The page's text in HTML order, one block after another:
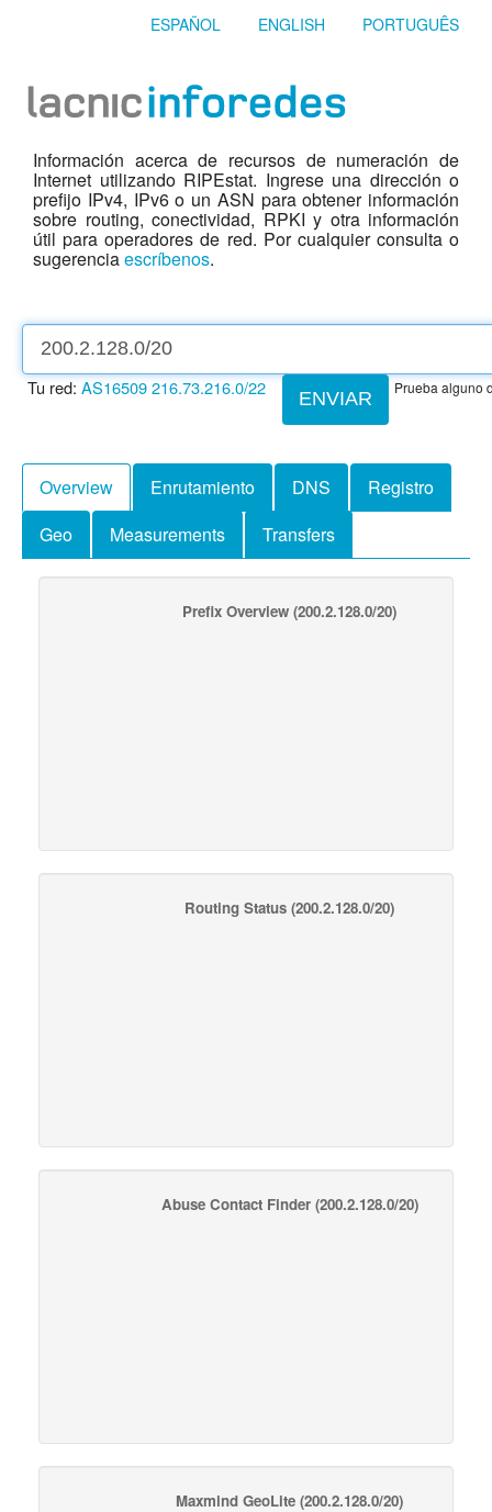
ESPAÑOL ENGLISH PORTUGUÊS
Información acerca de recursos de numeración de
Internet utilizando RIPEstat. Ingrese una dirección o
prefijo IPv4, IPv6 o un ASN para obtener información
sobre routing, conectividad, RPKI y otra información
útil para operadores de red. Por cualquier consulta o
sugerenciaescríbenos.
ENVIAR
Tu red: AS16509216.73.216.0/22 Prueba alguno
Overview Enrutamiento DNS
Registro
Geo
Measurements Transfers
Prefix Overview (200.2.128.0/20)
Routing Status (200.2.128.0/20)
Abuse Contact Finder(200.2.128.0/20)
Maxmind GeoLite (200.2.128.0/20)